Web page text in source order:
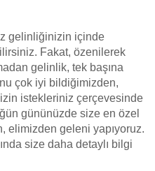
gelinliğinizin içinde
Fakat, özenilerek
gelinlik, tek başına
çok iyi bildiğimizden,
istekleriniz çerçevesinde
gününüzde size en özel
elimizden geleni yapıyoruz.
size daha detaylı bilgi